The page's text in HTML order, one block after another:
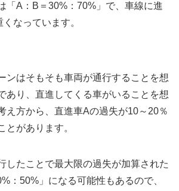
「A：B＝30%：70%」で、車線に進
なっています。
ンはそもそも車両が通行することを想
あり、直進してくる車がいることを想
え方から、直進車Aの過失が10～20％
とがあります。
したことで最大限の過失が加算された
：50%」になる可能性もあるので、